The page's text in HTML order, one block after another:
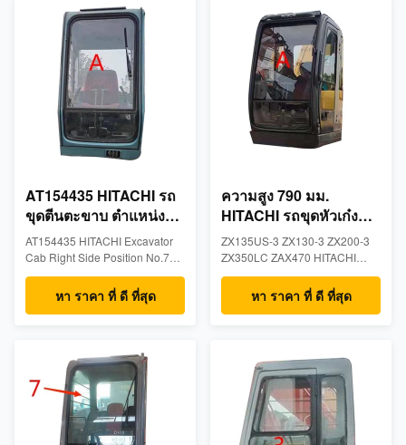
Deawoo models:
EX60/100/120/220/330-2
EX/120/220/300/400-3-
Measurements: 5mm thick,
716mm wide, 415mm height-
Position:Left ...
ZX130-3 ZX200-3 ZX350LC
ZAX470- Measurements: 5mm
thick, 846mm wide, 652mm
height- Position: Back Side
NO.5- Packge ...
AT154435 HITACHI รถ
ขุดตีนตะขาบ ตำแหน่ง
กระจกด้านขวา ตำแหน่ง
7 กระจกเทมเปอร์
AT154435 HITACHI Excavator
Cab Right Side Position No.7
Window Tempered Glass
Product Description
หา ราคา ที่ ดี ที่สุด
ความสูง 790 มม.
HITACHI รถขุดหัวเก๋ง
หน้ากระจก A
ZX135US-3 ZX130-3 ZX200-3
ZX350LC ZAX470 HITACHI
Excavator Glass Front Up
Position A Tempered
GlassProduct
Deawoo models: ZX135US-3
ZX130-3 ZX200-3 ZX350LC
ZAX470- Measurements: 5mm
thick, 1092mm wide, 790mm
height- Position: Front Up
Position A - ...
หา ราคา ที่ ดี ที่สุด